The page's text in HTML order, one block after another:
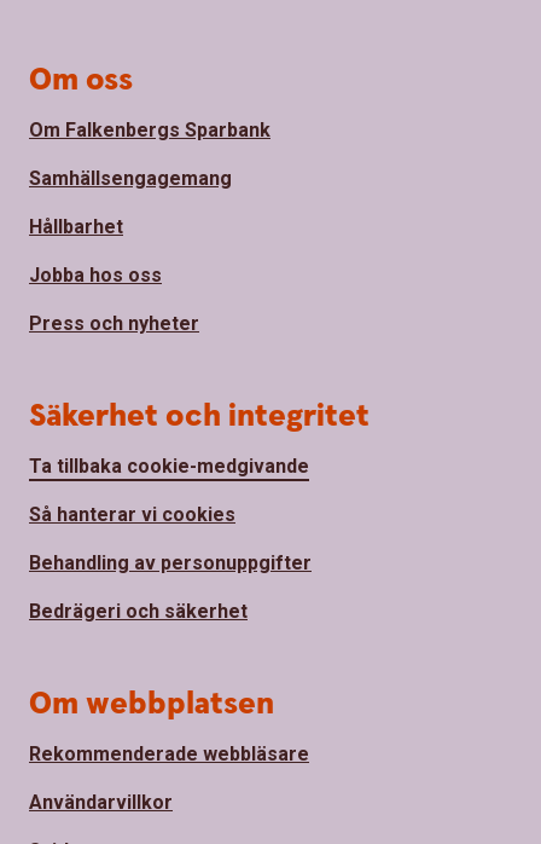
Om oss
Om Falkenbergs Sparbank
Samhällsengagemang
Hållbarhet
Jobba hos oss
Press och nyheter
Säkerhet och integritet
Ta tillbaka cookie-medgivande
Så hanterar vi cookies
Behandling av personuppgifter
Bedrägeri och säkerhet
Om webbplatsen
Rekommenderade webbläsare
Användarvillkor